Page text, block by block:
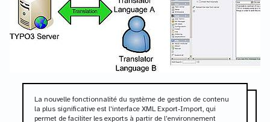
La nouvelle fonctionnalité du système de gestion de contenu
la plus significative est l’interface XML Export-Import, qui
permet de faciliter les exports à partir de l’environnement